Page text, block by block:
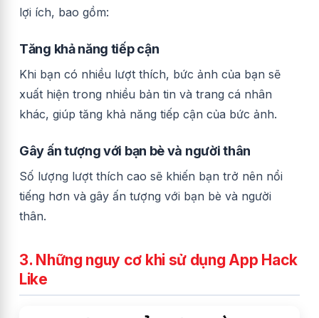
lợi ích, bao gồm:
Tăng khả năng tiếp cận
Khi bạn có nhiều lượt thích, bức ảnh của bạn sẽ
xuất hiện trong nhiều bản tin và trang cá nhân
khác, giúp tăng khả năng tiếp cận của bức ảnh.
Gây ấn tượng với bạn bè và người thân
Số lượng lượt thích cao sẽ khiến bạn trở nên nổi
tiếng hơn và gây ấn tượng với bạn bè và người
thân.
3. Những nguy cơ khi sử dụng App Hack
Like